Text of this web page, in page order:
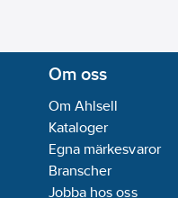
Om oss
Om Ahlsell
Kataloger
Egna märkesvaror
Branscher
Jobba hos oss